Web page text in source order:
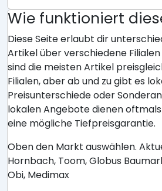
Wie funktioniert
Diese Seite erlaubt dir
Artikel über verschiedene Filialen
sind die meisten Artikel
Filialen, aber ab und zu gibt es
Preisunterschiede oder
lokalen Angebote dienen
eine mögliche Tiefpreisgarantie.
Oben den Markt auswählen.
Hornbach, Toom, Globus
Obi, Medimax